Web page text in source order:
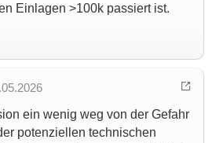
Einlagen >100k passiert ist.
ein wenig weg von der Gefahr
potenziellen technischen